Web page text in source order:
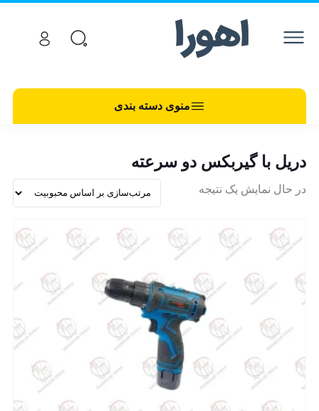
منوی دسته بندی
دریل با گیربکس دو سرعته
در حال نمایش یک نتیجه